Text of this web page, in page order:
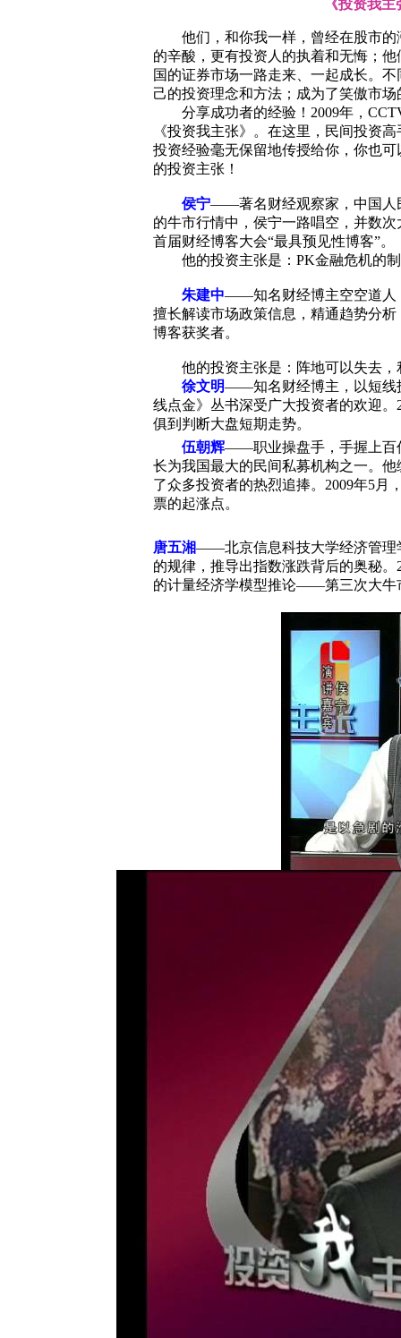
《投资我
他们，和你我一样，曾经在股市
的辛酸，更有投资人的执着和无悔；
国的证券市场一路走来、一起成长。
己的投资理念和方法；成为了笑傲市
分享成功者的经验！ 2009年，
《投资我主张》。在这里，民间投资
投资经验毫无保留地传授给你，你也
的投资主张！
侯宁——著名财经观察家，中国人
的牛市行情中，侯宁一路唱空，并数
首届财经博客大会“最具预见性博客”。
他的投资主张是： PK金融危机的
朱建中——知名财经博主空空道人
擅长解读市场政策信息，精通趋势分
博客获奖者。
他的投资主张是：阵地可以失去
徐文明——知名财经博主，以短
线点金》丛书深受广大投资者的欢迎。
俱到判断大盘短期走势。
伍朝辉——职业操盘手，手握上百
长为我国最大的民间私募机构之一。
了众多投资者的热烈追捧。 2009年5月
票的起涨点。
唐五湘——北京信息科技大学经济管理
的规律，推导出指数涨跌背后的奥秘。
的计量经济学模型推论——第三次大牛